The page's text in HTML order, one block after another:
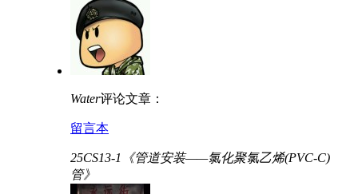
Water评论文章：
留言本
25CS13-1《管道安装——氯化聚氯乙烯(PVC-C)
管》